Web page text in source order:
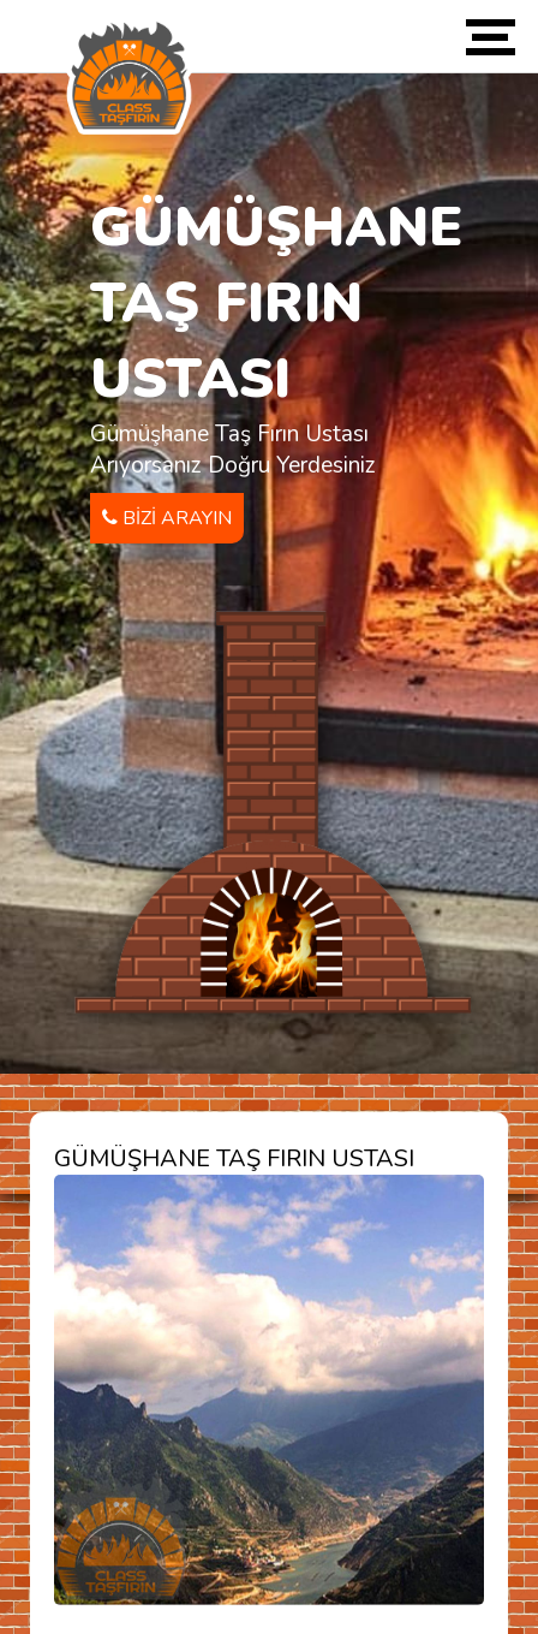
GÜMÜŞHANE
TAŞ FIRIN
USTASI
Gümüşhane Taş Fırın Ustası
Arıyorsanız Doğru Yerdesiniz
BIZI ARAYIN
GÜMÜŞHANE TAŞ FIRIN USTASI